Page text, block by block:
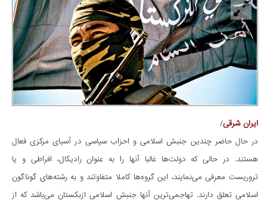
ایران شرقی/
در حال حاضر چندین جنبش اسلامی و احزاب سیاسی در آسیای مرکزی فعال
هستند. در حالی که دولت­‌ها غالبا آن­ها را به عنوان رادیکال، افراطی و یا
تروریست معرفی می­‌نمایند، این گروه­‌ها کاملا متفاوتند و به رشته­‌های گوناگون
اسلامی تعلق دارند. تهاجمی­‌ترین آن­ها جنبش اسلامی ازبکستان می­‌باشد که از